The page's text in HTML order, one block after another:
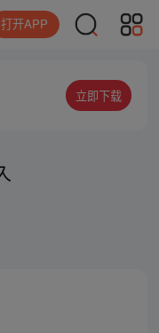
打开APP
立即下载